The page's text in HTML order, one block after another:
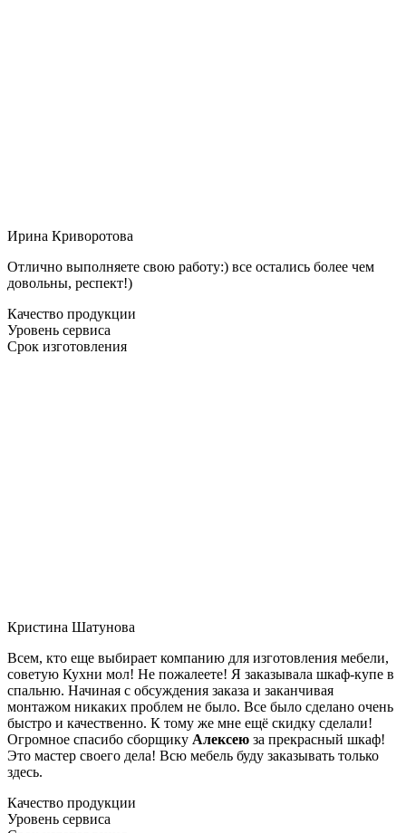
Ирина Криворотова
Отлично выполняете свою работу:) все остались более чем
довольны, респект!)
Качество продукции
Уровень сервиса
Срок изготовления
Кристина Шатунова
Всем, кто еще выбирает компанию для изготовления мебели,
советую Кухни мол! Не пожалеете! Я заказывала шкаф-купе в
спальню. Начиная с обсуждения заказа и заканчивая
монтажом никаких проблем не было. Все было сделано очень
быстро и качественно. К тому же мне ещё скидку сделали!
Огромное спасибо сборщику Алексею за прекрасный шкаф!
Это мастер своего дела! Всю мебель буду заказывать только
здесь.
Качество продукции
Уровень сервиса